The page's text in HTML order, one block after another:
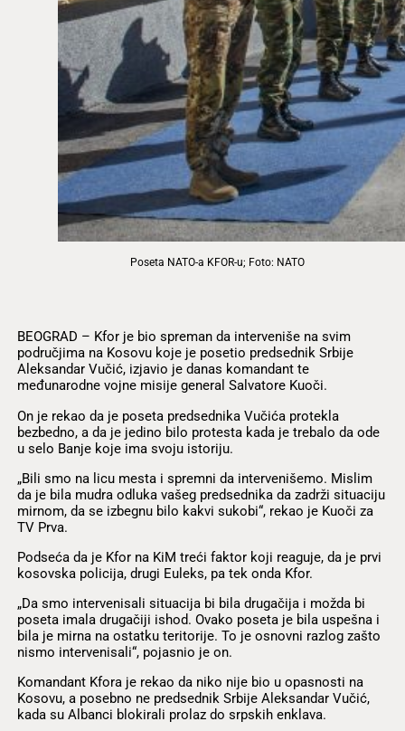
Poseta NATO-a KFOR-u; Foto: NATO
BEOGRAD – Kfor je bio spreman da interveniše na svim
područjima na Kosovu koje je posetio predsednik Srbije
Aleksandar Vučić, izjavio je danas komandant te
međunarodne vojne misije general Salvatore Kuoči.
On je rekao da je poseta predsednika Vučića protekla
bezbedno, a da je jedino bilo protesta kada je trebalo da ode
u selo Banje koje ima svoju istoriju.
„Bili smo na licu mesta i spremni da intervenišemo. Mislim
da je bila mudra odluka vašeg predsednika da zadrži situaciju
mirnom, da se izbegnu bilo kakvi sukobi“, rekao je Kuoči za
TV Prva.
Podseća da je Kfor na KiM treći faktor koji reaguje, da je prvi
kosovska policija, drugi Euleks, pa tek onda Kfor.
„Da smo intervenisali situacija bi bila drugačija i možda bi
poseta imala drugačiji ishod. Ovako poseta je bila uspešna i
bila je mirna na ostatku teritorije. To je osnovni razlog zašto
nismo intervenisali“, pojasnio je on.
Komandant Kfora je rekao da niko nije bio u opasnosti na
Kosovu, a posebno ne predsednik Srbije Aleksandar Vučić,
kada su Albanci blokirali prolaz do srpskih enklava.